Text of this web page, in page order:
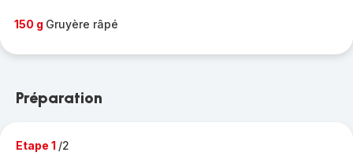
150 g Gruyère râpé
Préparation
Etape 1 /2